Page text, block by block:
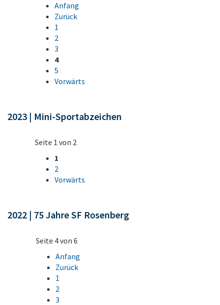
Anfang
Zurück
1
2
3
4
5
Vorwärts
2023 | Mini-Sportabzeichen
Seite 1 von 2
1
2
Vorwärts
2022 | 75 Jahre SF Rosenberg
Seite 4 von 6
Anfang
Zurück
1
2
3